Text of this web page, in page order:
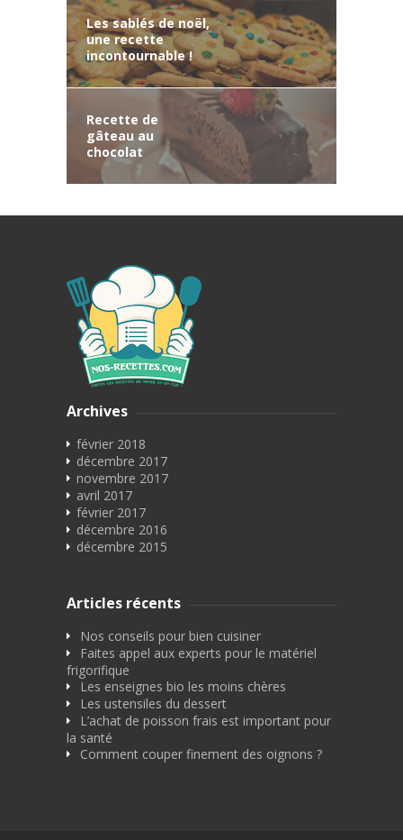
Les sablés de noël,
une recette
incontournable !
Recette de
gâteau au
chocolat
Archives
février 2018
décembre 2017
novembre 2017
avril 2017
février 2017
décembre 2016
décembre 2015
Articles récents
Nos conseils pour bien cuisiner
Faites appel aux experts pour le matériel
frigorifique
Les enseignes bio les moins chères
Les ustensiles du dessert
L’achat de poisson frais est important pour
la santé
Comment couper finement des oignons ?